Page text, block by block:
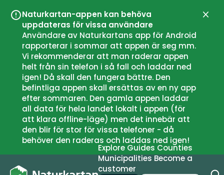
Naturkartan-appen kan behöva
uppdateras för vissa användare
Användare av Naturkartans app för Android
rapporterar i sommar att appen är seg mm.
Vi rekommenderar att man raderar appen
helt från sin telefon i så fall och laddar ned
igen! Då skall den fungera bättre. Den
befintliga appen skall ersättas av en ny app
efter sommaren. Den gamla appen laddar
all data för hela landet lokalt i appen (för
att klara offline-läge) men det innebär att
den blir för stor för vissa telefoner - då
behöver den raderas och laddas ned igen!
Close
Explore Guides Counties
Municipalities Become a
customer